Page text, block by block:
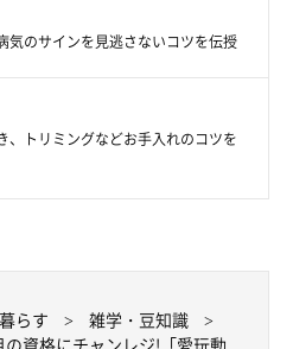
気のサインを見逃さないコツを伝授
、トリミングなどお手入れのコツを
らす
雑学・豆知識
の資格にチャンレジ!「愛玩動